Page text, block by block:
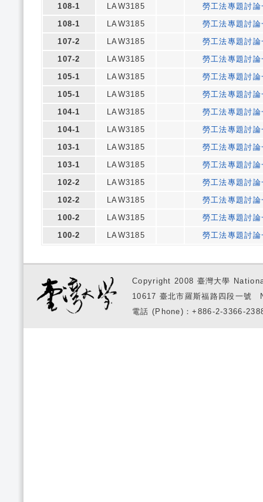
108-1
LAW3185
勞工法專題討論
108-1
LAW3185
勞工法專題討論
107-2
LAW3185
勞工法專題討論
107-2
LAW3185
勞工法專題討論
105-1
LAW3185
勞工法專題討論
105-1
LAW3185
勞工法專題討論
104-1
LAW3185
勞工法專題討論
104-1
LAW3185
勞工法專題討論
103-1
LAW3185
勞工法專題討論
103-1
LAW3185
勞工法專題討論
102-2
LAW3185
勞工法專題討論
102-2
LAW3185
勞工法專題討論
100-2
LAW3185
勞工法專題討論
100-2
LAW3185 勞工法專題討論
Copyright 2008 臺灣大學
10617 臺北市羅斯福路四段一
電話 (Phone)：+886-2-3366-